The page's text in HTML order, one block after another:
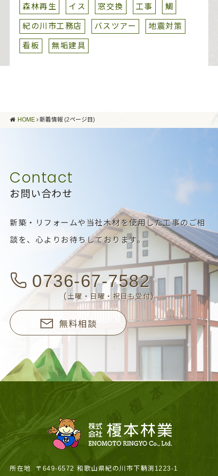
森林再生
イス 窓交換 工事
鯛
紀の川市工務店
バスツアー
地震対策
看板
無垢建具
HOME 新着情報 (2ページ目)
お問い合わせ
新築・リフォームや当社木材を使用した工事のご相
談を、 心よりお待ちしております。
0736-67-7582
(土曜・日曜・祝日も受付)
無料相談
所在地 〒649-6572 和歌山県紀の川市下鞆渕1223-1